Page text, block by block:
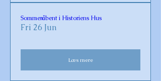
Sommeråbent i Historiens Hus
Fri 26 Jun
Læs mere